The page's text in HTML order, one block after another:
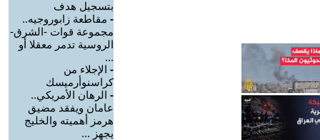
بتسجيل هدف
- مقاطعة زابوروجيه..
مجموعة قوات -الشرق-
الروسية تدمر معقلا أو
...
- الإجلاء من
كراسنوأرميسك
- الرهان الأمريكي..
عامان ويفقد مضيق
هرمز أهميته والخليج
يجهز ...